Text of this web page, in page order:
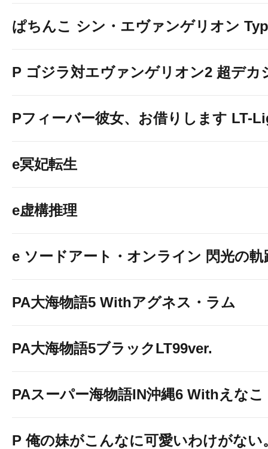
ぱちんこ シン・エヴァンゲリオン
P ゴジラ対エヴァンゲリオン2 超デカ
Pフィーバー彼女、お借りします LT-
e冥妃転生
e虚構推理
e ソードアート・オンライン 閃光の軌
PA大海物語5 Withアグネス・ラム
PA大海物語5ブラックLT99ver.
PAスーパー海物語IN沖縄6 Withえなこ
P 俺の妹がこんなに可愛いわけがない